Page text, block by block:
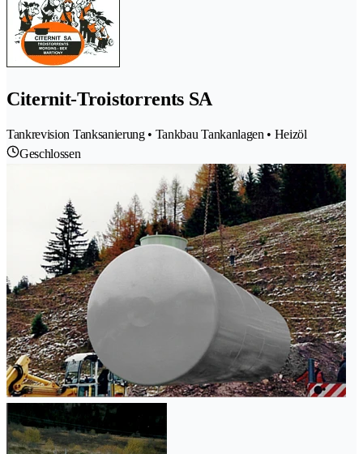
Citernit-Troistorrents SA
Tankrevision Tanksanierung • Tankbau Tankanlagen • Heizöl
Geschlossen